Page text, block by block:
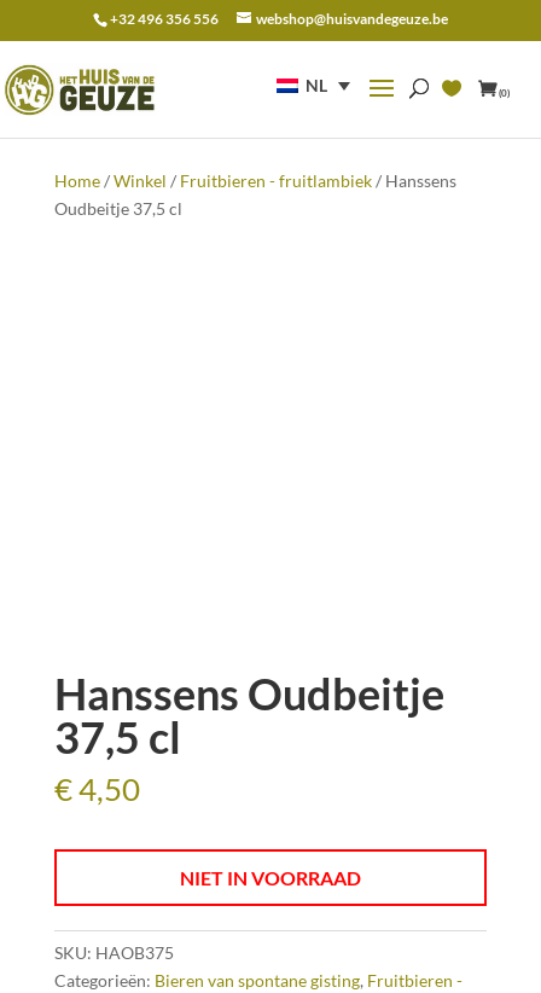
+32 496 356 556 webshop@huisvandegeuze.be
NL (0)
naar:
Home/Winkel / Fruitbieren - fruitlambiek/ Hanssens
Oudbeitje 37,5 cl
Hanssens Oudbeitje
37,5 cl
€4,50
NIET IN VOORRAAD
SKU: HAOB375
Categorieën: Bieren van spontane gisting, Fruitbieren -